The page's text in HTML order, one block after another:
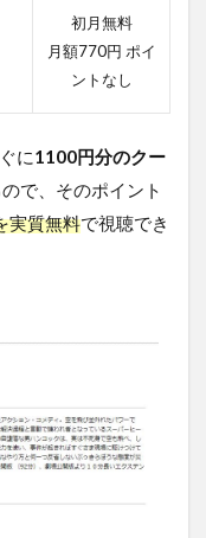
初月無料
月額770円 ポイ
ントなし
に1100円分のクー
で、そのポイント
実質無料で視聴でき